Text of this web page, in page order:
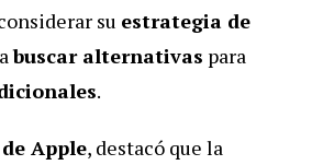
su estrategia de
buscar alternativas para
.
de Apple, destacó que la